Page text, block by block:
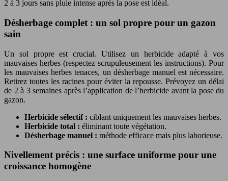
2 à 3 jours sans pluie intense après la pose est idéal.
Désherbage complet : un sol propre pour un gazon
sain
Un sol propre est crucial. Utilisez un herbicide adapté à vos
mauvaises herbes (respectez scrupuleusement les instructions). Pour
les mauvaises herbes tenaces, un désherbage manuel est nécessaire.
Retirez toutes les racines pour éviter la repousse. Prévoyez un délai
de 2 à 3 semaines après l’application de l’herbicide avant la pose du
gazon.
Herbicide sélectif : ciblant uniquement les mauvaises herbes.
Herbicide total : éliminant toute végétation.
Désherbage manuel : méthode efficace mais plus laborieuse.
Nivellement précis : une surface uniforme pour une
croissance homogène